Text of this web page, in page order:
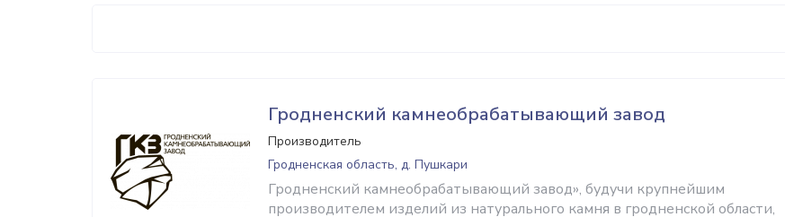
Гродненский камнеобрабатывающий завод
Производитель
Гродненская область, д. Пушкари
Гродненский камнеобрабатывающий завод», будучи крупнейшим
производителем изделий из натурального камня в гродненской области,